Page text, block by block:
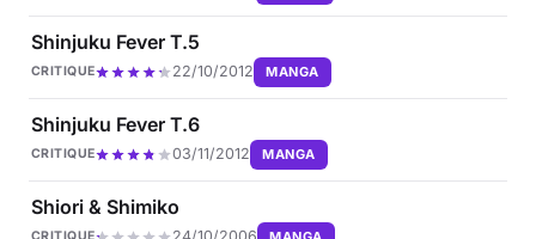
Shinjuku Fever T.5
CRITIQUE 22/10/2012 MANGA
Shinjuku Fever T.6
CRITIQUE 03/11/2012 MANGA
Shiori & Shimiko